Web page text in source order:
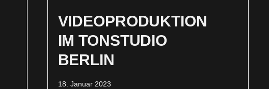
VIDEOPRODUKTION
IM TONSTUDIO
BERLIN
18. Januar 2023